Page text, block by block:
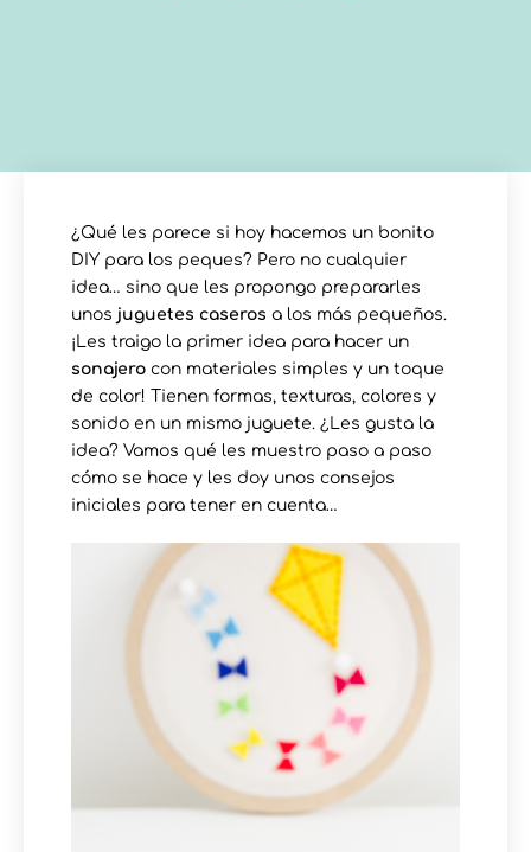
¿Qué les parece si hoy hacemos un bonito
DIY para los peques? Pero no cualquier
idea… sino que les propongo prepararles
unos juguetes caseros a los más pequeños.
¡Les traigo la primer idea para hacer un
sonajero con materiales simples y un toque
de color! Tienen formas, texturas, colores y
sonido en un mismo juguete. ¿Les gusta la
idea? Vamos qué les muestro paso a paso
cómo se hace y les doy unos consejos
iniciales para tener en cuenta…